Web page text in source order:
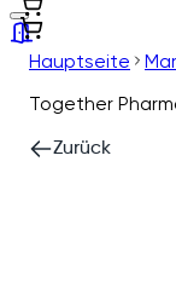
Hauptseite
Together
Zurück